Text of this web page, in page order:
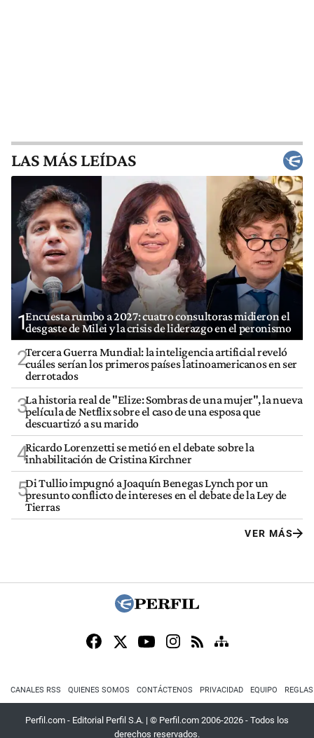
LAS MÁS LEÍDAS
1Encuesta rumbo a 2027: cuatro consultoras midieron el
desgaste de Milei y la crisis de liderazgo en el peronismo
2Tercera Guerra Mundial: la inteligencia artificial reveló
cuáles serían los primeros países latinoamericanos en ser
derrotados
3La historia real de "Elize: Sombras de una mujer", la nueva
película de Netflix sobre el caso de una esposa que
descuartizó a su marido
4Ricardo Lorenzetti se metió en el debate sobre la
inhabilitación de Cristina Kirchner
5Di Tullio impugnó a Joaquín Benegas Lynch por un
presunto conflicto de intereses en el debate de la Ley de
Tierras
VER MÁS
CANALES RSS QUIENES SOMOS CONTÁCTENOS PRIVACIDAD EQUIPO
Perfil.com - Editorial Perfil S.A. | © Perfil.com 2006-2026 - Todos los
derechos reservados.